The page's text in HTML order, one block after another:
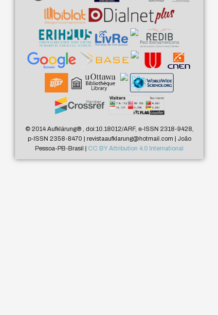
© 2014 Aufklärung®, doi:10.18012/ARF, e-ISSN 2318-9428,
p-ISSN 2358-8470 | revistaaufklarung@hotmail.com | João
Pessoa-PB-Brasil | CC BY Attribution 4.0 International